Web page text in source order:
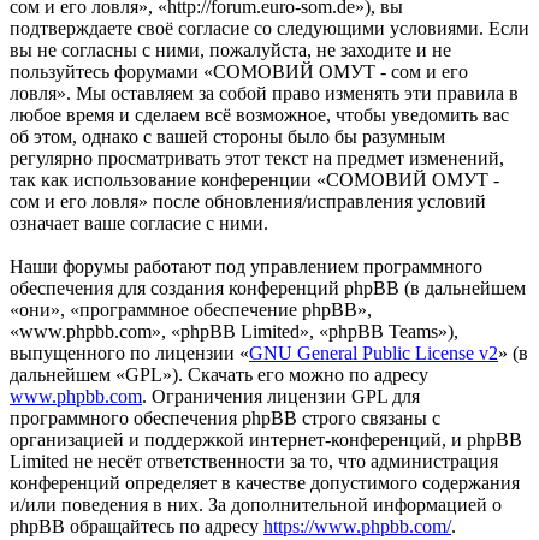
сом и его ловля», «http://forum.euro-som.de»), вы
подтверждаете своё согласие со следующими условиями. Если
вы не согласны с ними, пожалуйста, не заходите и не
пользуйтесь форумами «СОМОВИЙ ОМУТ - сом и его
ловля». Мы оставляем за собой право изменять эти правила в
любое время и сделаем всё возможное, чтобы уведомить вас
об этом, однако с вашей стороны было бы разумным
регулярно просматривать этот текст на предмет изменений,
так как использование конференции «СОМОВИЙ ОМУТ -
сом и его ловля» после обновления/исправления условий
означает ваше согласие с ними.
Наши форумы работают под управлением программного
обеспечения для создания конференций phpBB (в дальнейшем
«они», «программное обеспечение phpBB»,
«www.phpbb.com», «phpBB Limited», «phpBB Teams»),
выпущенного по лицензии «GNU General Public License v2» (в
дальнейшем «GPL»). Скачать его можно по адресу
www.phpbb.com. Ограничения лицензии GPL для
программного обеспечения phpBB строго связаны с
организацией и поддержкой интернет-конференций, и phpBB
Limited не несёт ответственности за то, что администрация
конференций определяет в качестве допустимого содержания
и/или поведения в них. За дополнительной информацией о
phpBB обращайтесь по адресу https://www.phpbb.com/.